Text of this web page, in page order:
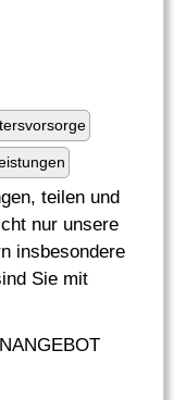
teilen und
nur unsere
insbesondere
Sie mit